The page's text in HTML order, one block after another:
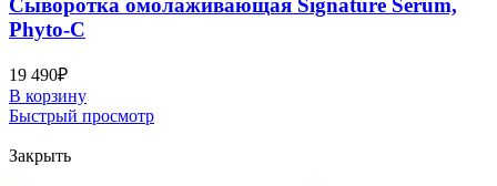
Phyto-C
19 490₽
В корзину
Быстрый просмотр
Закрыть